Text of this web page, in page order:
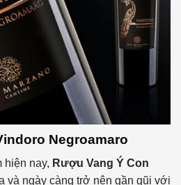
Negroamaro
hiện nay, Rượu Vang Ý Con
và ngày càng trở nên gần gũi với